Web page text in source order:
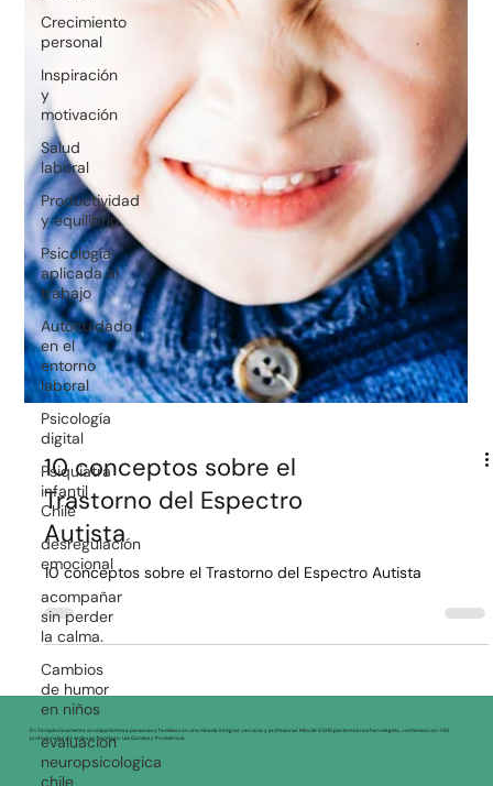
Crecimiento
personal
Inspiración
y
motivación
Salud
laboral
Productividad
y equilibrio
Psicología
aplicada al
trabajo
Autocuidado
en el
entorno
laboral
Psicología
digital
Psiquiatra
infantil
Chile
desregulación
emocional
acompañar
sin perder
la calma.
Cambios
de humor
en niños
evaluacion
neuropsicologica
chile
10 conceptos sobre el
Trastorno del Espectro
Autista
10 conceptos sobre el Trastorno del Espectro Autista